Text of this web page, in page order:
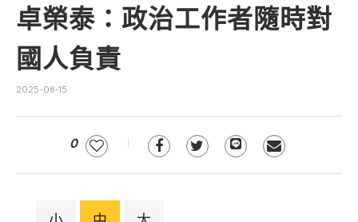
卓榮泰：政治工作者隨時對
國人負責
2025-08-15
0